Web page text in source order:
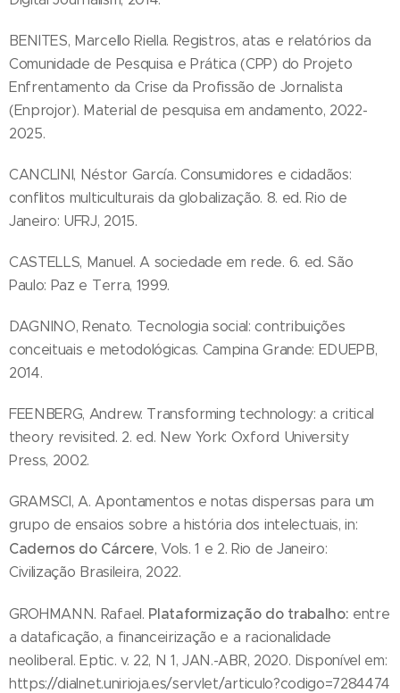
BENITES, Marcello Riella. Registros, atas e relatórios da
Comunidade de Pesquisa e Prática (CPP) do Projeto
Enfrentamento da Crise da Profissão de Jornalista
(Enprojor). Material de pesquisa em andamento, 2022-
2025.
CANCLINI, Néstor García. Consumidores e cidadãos:
conflitos multiculturais da globalização. 8. ed. Rio de
Janeiro: UFRJ, 2015.
CASTELLS, Manuel. A sociedade em rede. 6. ed. São
Paulo: Paz e Terra, 1999.
DAGNINO, Renato. Tecnologia social: contribuições
conceituais e metodológicas. Campina Grande: EDUEPB,
2014.
FEENBERG, Andrew. Transforming technology: a critical
theory revisited. 2. ed. New York: Oxford University
Press, 2002.
GRAMSCI, A. Apontamentos e notas dispersas para um
grupo de ensaios sobre a história dos intelectuais, in:
Cadernos do Cárcere, Vols. 1 e 2. Rio de Janeiro:
Civilização Brasileira, 2022.
GROHMANN. Rafael. Plataformização do trabalho: entre
a dataficação, a financeirização e a racionalidade
neoliberal. Eptic. v. 22, N 1, JAN.-ABR, 2020. Disponível em:
https://dialnet.unirioja.es/servlet/articulo?codigo=7284474